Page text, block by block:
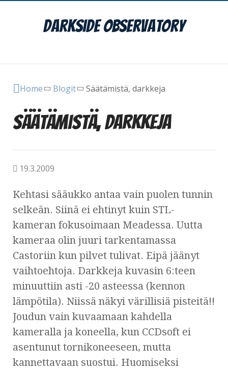
DarkSide Observatory
Main Menu
Home Blogit Säätämistä, darkkeja
Säätämistä, darkkeja
19.3.2009
Kehtasi sääukko antaa vain puolen tunnin
selkeän. Siinä ei ehtinyt kuin STL-
kameran fokusoimaan Meadessa. Uutta
kameraa olin juuri tarkentamassa
Castoriin kun pilvet tulivat. Eipä jäänyt
vaihtoehtoja. Darkkeja kuvasin 6:teen
minuuttiin asti -20 asteessa (kennon
lämpötila). Niissä näkyi värillisiä pisteitä!!
Joudun vain kuvaamaan kahdella
kameralla ja koneella, kun CCDsoft ei
asentunut tornikoneeseen, mutta
kannettavaan suostui. Huomiseksi